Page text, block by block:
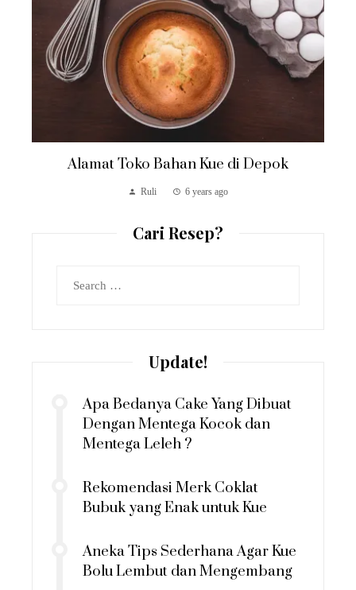
Alamat Toko Bahan Kue di Depok
Ruli 6 years ago
Cari Resep?
Update!
Apa Bedanya Cake Yang Dibuat
Dengan Mentega Kocok dan
Mentega Leleh ?
Rekomendasi Merk Coklat
Bubuk yang Enak untuk Kue
Aneka Tips Sederhana Agar Kue
Bolu Lembut dan Mengembang